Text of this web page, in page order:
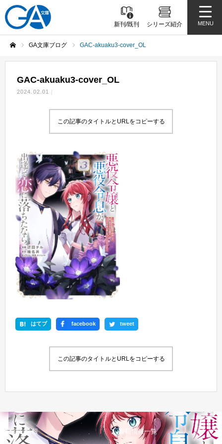
新刊/既刊 シリーズ紹介 MENU
GA文庫ブログ GAC-akuaku3-cover_OL
GAC-akuaku3-cover_OL
2024.02.01
この記事のタイトルとURLをコピーする
はてブ facebook tweet
この記事のタイトルとURLをコピーする
新刊情報 書籍情報一覧